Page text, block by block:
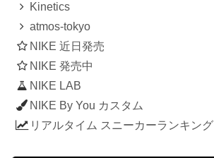
Kinetics
atmos-tokyo
NIKE 近日発売
NIKE 発売中
NIKE LAB
NIKE By You カスタム
リアルタイム スニーカーランキング